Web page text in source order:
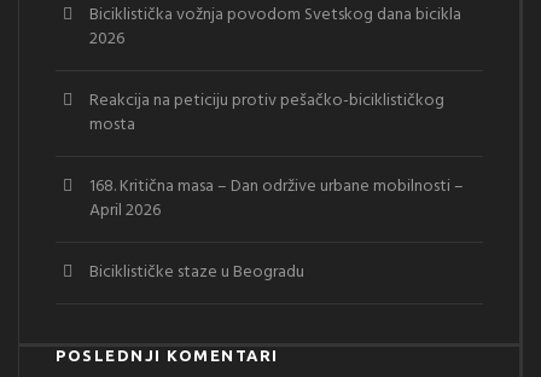
Biciklistička vožnja povodom Svetskog dana bicikla
2026
Reakcija na peticiju protiv pešačko-biciklističkog
mosta
168. Kritična masa – Dan održive urbane mobilnosti –
April 2026
Biciklističke staze u Beogradu
POSLEDNJI KOMENTARI